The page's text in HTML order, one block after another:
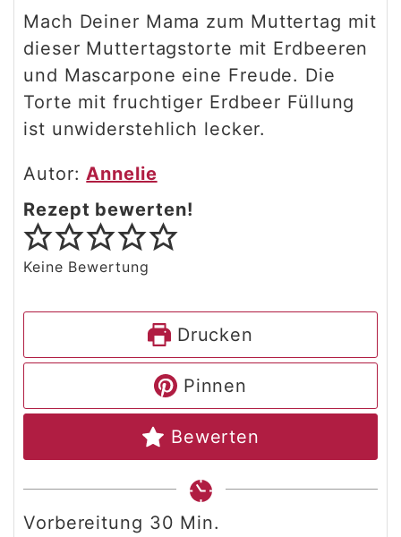
Mach Deiner Mama zum Muttertag mit
dieser Muttertagstorte mit Erdbeeren
und Mascarpone eine Freude. Die
Torte mit fruchtiger Erdbeer Füllung
ist unwiderstehlich lecker.
Autor:Annelie
Rezept bewerten!
Keine Bewertung
Drucken
Pinnen
Bewerten
Vorbereitung 30 Minuten
Min.